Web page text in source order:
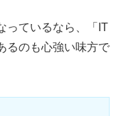
っているなら、「IT
るのも心強い味方で